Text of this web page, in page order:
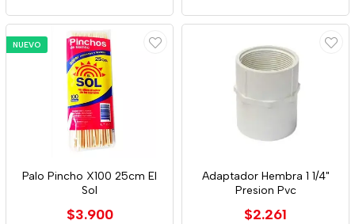
NUEVO
Palo Pincho X100 25cm El
Sol
$3.900
Adaptador Hembra 1 1/4"
Presion Pvc
$2.261